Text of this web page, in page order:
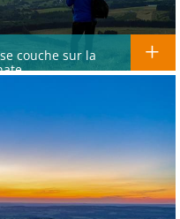
couche sur la